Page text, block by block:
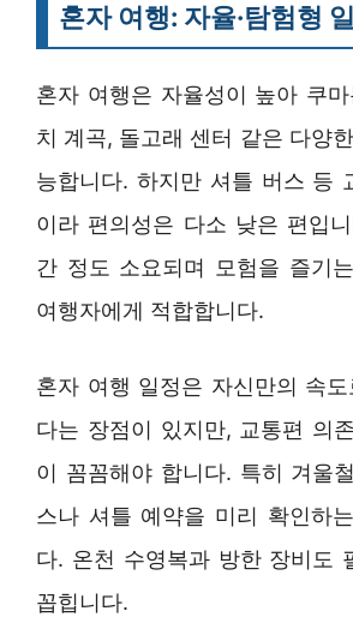
혼자 여행: 자율·탐험형
혼자 여행은 자율성이 높아 쿠
치 계곡, 돌고래 센터 같은 다양
능합니다. 하지만 셔틀 버스 등
이라 편의성은 다소 낮은 편입
간 정도 소요되며 모험을 즐기
여행자에게 적합합니다.
혼자 여행 일정은 자신만의 속
다는 장점이 있지만, 교통편 의
이 꼼꼼해야 합니다. 특히 겨울
스나 셔틀 예약을 미리 확인하
다. 온천 수영복과 방한 장비도
꼽힙니다.